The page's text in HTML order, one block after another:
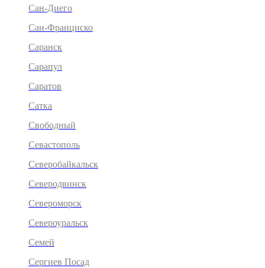
Сан-Диего
Сан-Франциско
Саранск
Сарапул
Саратов
Сатка
Свободный
Севастополь
Северобайкальск
Северодвинск
Североморск
Североуральск
Семей
Сергиев Посад